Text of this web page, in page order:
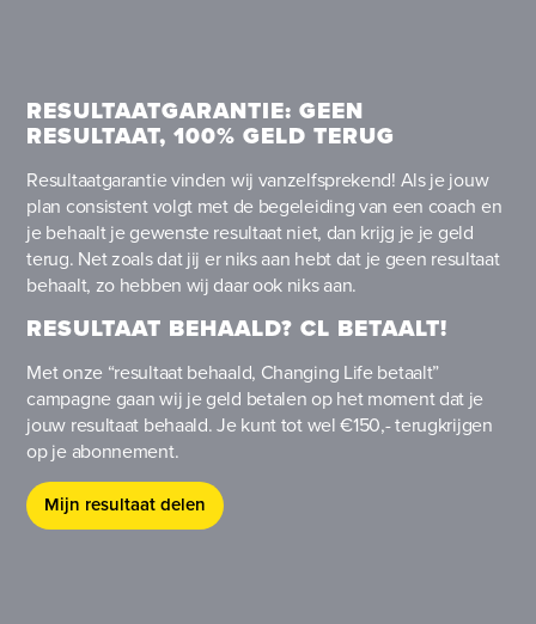
RESULTAATGARANTIE: GEEN
RESULTAAT, 100% GELD TERUG
Resultaatgarantie vinden wij vanzelfsprekend! Als je jouw
plan consistent volgt met de begeleiding van een coach en
je behaalt je gewenste resultaat niet, dan krijg je je geld
terug. Net zoals dat jij er niks aan hebt dat je geen resultaat
behaalt, zo hebben wij daar ook niks aan.
RESULTAAT BEHAALD? CL BETAALT!
Met onze “resultaat behaald, Changing Life betaalt”
campagne gaan wij je geld betalen op het moment dat je
jouw resultaat behaald. Je kunt tot wel €150,- terugkrijgen
op je abonnement.
Mijn resultaat delen